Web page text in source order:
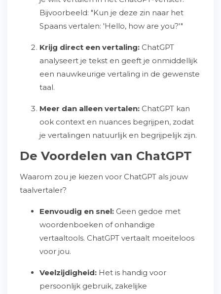
Bijvoorbeeld: "Kun je deze zin naar het
Spaans vertalen: 'Hello, how are you?'"
Krijg direct een vertaling: ChatGPT
analyseert je tekst en geeft je onmiddellijk
een nauwkeurige vertaling in de gewenste
taal.
Meer dan alleen vertalen: ChatGPT kan
ook context en nuances begrijpen, zodat
je vertalingen natuurlijk en begrijpelijk zijn.
De Voordelen van ChatGPT
Waarom zou je kiezen voor ChatGPT als jouw
taalvertaler?
Eenvoudig en snel: Geen gedoe met
woordenboeken of onhandige
vertaaltools. ChatGPT vertaalt moeiteloos
voor jou.
Veelzijdigheid: Het is handig voor
persoonlijk gebruik, zakelijke